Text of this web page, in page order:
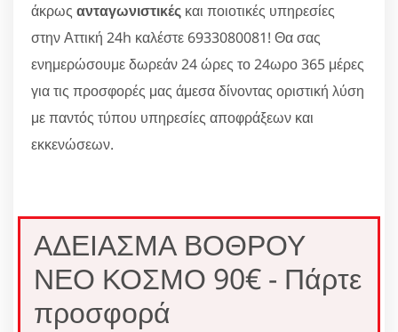
άκρως ανταγωνιστικές και ποιοτικές υπηρεσίες
στην Αττική 24h καλέστε 6933080081! Θα σας
ενημερώσουμε δωρεάν 24 ώρες το 24ωρο 365 μέρες
για τις προσφορές μας άμεσα δίνοντας οριστική λύση
με παντός τύπου υπηρεσίες αποφράξεων και
εκκενώσεων.
ΑΔΕΙΑΣΜΑ ΒΟΘΡΟΥ
ΝΕΟ ΚΟΣΜΟ 90€ - Πάρτε
προσφορά